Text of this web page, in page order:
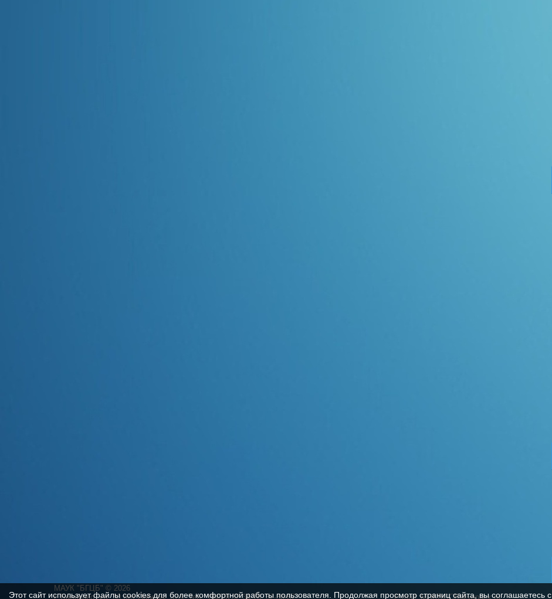
МАУК "БГЦБ" © 2026
г. Балаково, ул. 30 лет Победы, 37А. Тел.: (8453) 32-34-76, 32-30-67
E-mail: MUKBGCB@yandex.ru
Этот сайт использует файлы cookies для более комфортной работы пользователя. Продолжая просмотр страниц сайта, вы соглашаетесь с